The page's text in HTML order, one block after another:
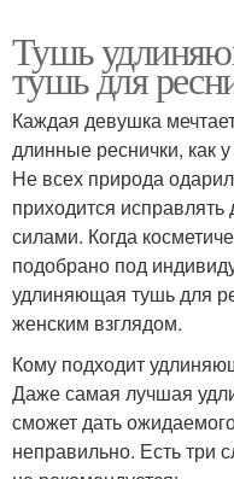
Тушь
тушь для
Каждая девушка
длинные реснички, как
Не всех природа
приходится
силами. Когда
подобрано под
удлиняющая тушь для
женским взглядом.
Кому подходит
Даже самая лучшая
сможет дать
неправильно. Есть три